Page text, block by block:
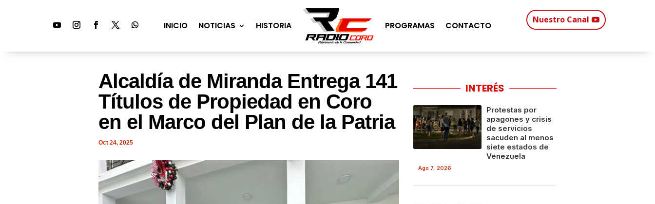
INICIO NOTICIAS HISTORIA PROGRAMAS CONTACTO
Nuestro Canal
Alcaldía de Miranda Entrega 141
Títulos de Propiedad en Coro
en el Marco del Plan de la Patria
Oct 24, 2025
INTERÉS
Protestas por
apagones y crisis
de servicios
sacuden al menos
siete estados de
Venezuela
Ago 7, 2026